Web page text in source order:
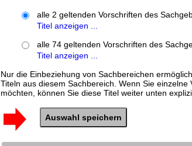
alle 2 geltenden Vorschriften des
Titel anzeigen ...
alle 74 geltenden Vorschriften des
Titel anzeigen ...
Nur die Einbeziehung von Sachbereichen
Titeln aus diesem Sachbereich. Wenn Sie
möchten, können Sie diese Titel weiter unten